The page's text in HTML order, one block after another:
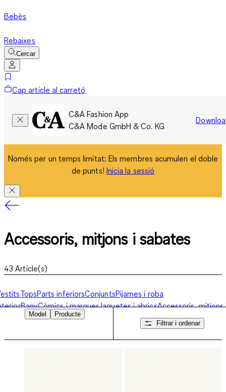
Bebès
Rebaixes
Cercar
Cap article al carretó
C&A Fashion App
C&A Mode GmbH & Co. KG
Només per un temps limitat: Els membres acumulen el doble
de punts! Inicia la sessió
Accessoris, mitjons i sabates
43 Article(s)
TopsParts inferiorsConjuntsPijames i roba
BanyCòmics i marquesJaquetes i abricsAccessoris, mitjons
Roba d'esquí
Model
Producte
Filtrar i ordenar